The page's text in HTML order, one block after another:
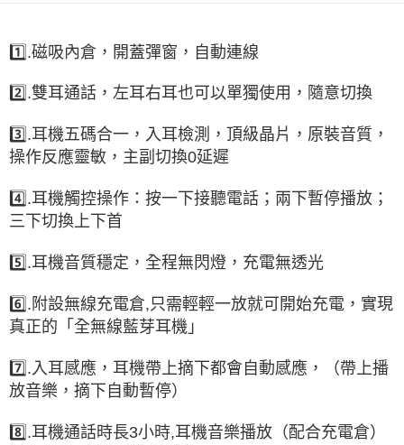
外島宅配
1️⃣.磁吸內倉，開蓋彈窗，自動連線
2️⃣.雙耳通話，左耳右耳也可以單獨使用，隨意切換
3️⃣.耳機五碼合一，入耳檢測，頂級晶片，原裝音質，
操作反應靈敏，主副切換0延遲
4️⃣.耳機觸控操作：按一下接聽電話；兩下暫停播放；
三下切換上下首
5️⃣.耳機音質穩定，全程無閃燈，充電無透光
6️⃣.附設無線充電倉,只需輕輕一放就可開始充電，實現
真正的「全無線藍芽耳機」
7️⃣.入耳感應，耳機帶上摘下都會自動感應，（帶上播
放音樂，摘下自動暫停）
8️⃣.耳機通話時長3小時,耳機音樂播放（配合充電倉）